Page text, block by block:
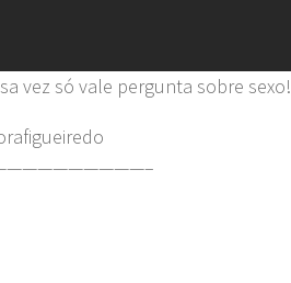
vez só vale pergunta sobre sexo!